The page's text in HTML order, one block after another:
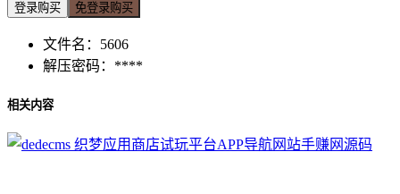
登录购买 免登录购买
文件名： 5606
解压密码： ****
相关内容